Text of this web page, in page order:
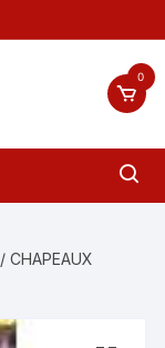
0
/ CHAPEAUX